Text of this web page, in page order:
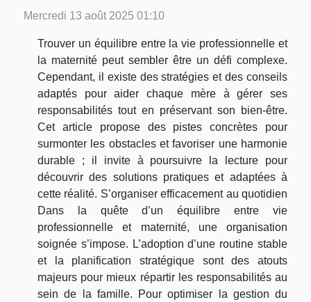
Mercredi 13 août 2025 01:10
Trouver un équilibre entre la vie professionnelle et
la maternité peut sembler être un défi complexe.
Cependant, il existe des stratégies et des conseils
adaptés pour aider chaque mère à gérer ses
responsabilités tout en préservant son bien-être.
Cet article propose des pistes concrètes pour
surmonter les obstacles et favoriser une harmonie
durable ; il invite à poursuivre la lecture pour
découvrir des solutions pratiques et adaptées à
cette réalité. S’organiser efficacement au quotidien
Dans la quête d’un équilibre entre vie
professionnelle et maternité, une organisation
soignée s’impose. L’adoption d’une routine stable
et la planification stratégique sont des atouts
majeurs pour mieux répartir les responsabilités au
sein de la famille. Pour optimiser la gestion du